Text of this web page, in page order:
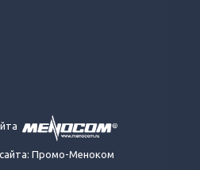
Промо-Меноком